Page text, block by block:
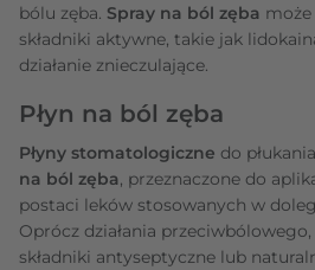
bólu zęba. Spray na ból zęba
składniki aktywne, takie jak
działanie znieczulające.
Płyn na ból zęba
Płyny stomatologiczne do
na ból zęba, przeznaczone do
postaci leków stosowanych w
Oprócz działania
składniki antyseptyczne lub